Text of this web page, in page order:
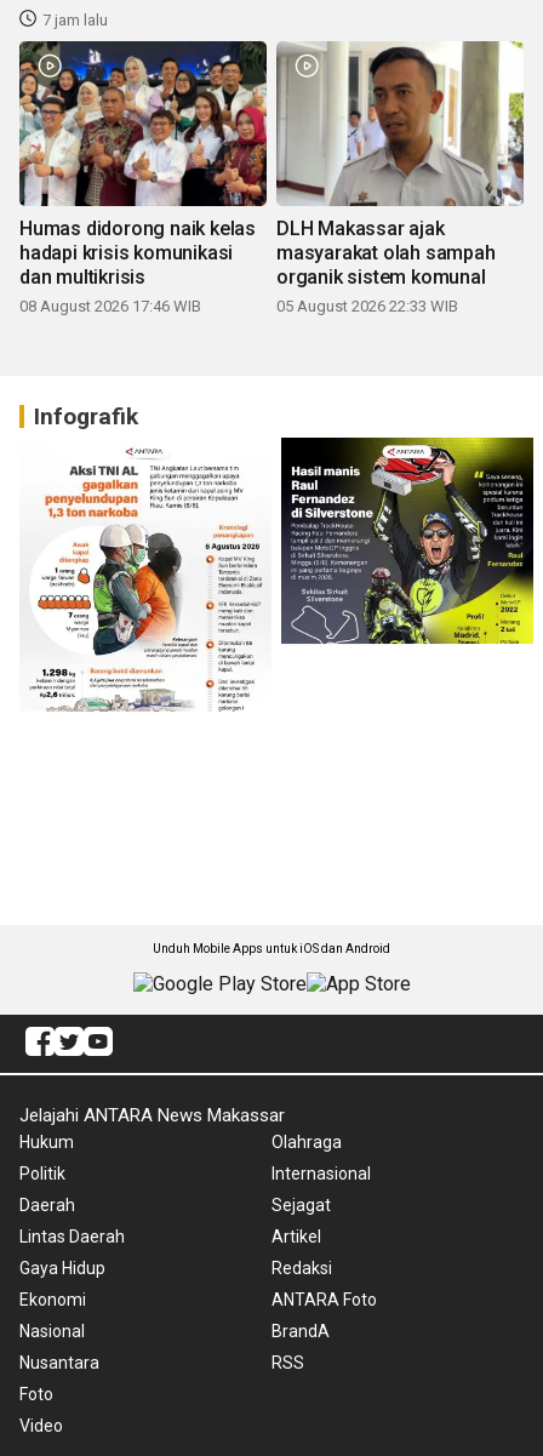
7 jam lalu
Humas didorong naik kelas
hadapi krisis komunikasi
dan multikrisis
08 August 2026 17:46 WIB
DLH Makassar ajak
masyarakat olah sampah
organik sistem komunal
05 August 2026 22:33 WIB
Infografik
Unduh Mobile Apps untuk iOS dan Android
Jelajahi ANTARA News Makassar
Hukum
Politik
Daerah
Lintas Daerah
Gaya Hidup
Ekonomi
Nasional
Nusantara
Foto
Video
Olahraga
Internasional
Sejagat
Artikel
Redaksi
ANTARA Foto
BrandA
RSS